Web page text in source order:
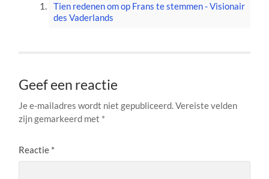
Tien redenen om op Frans te stemmen - Visionair
des Vaderlands
Geef een reactie
Je e-mailadres wordt niet gepubliceerd.Vereiste velden
zijn gemarkeerd met *
Reactie *